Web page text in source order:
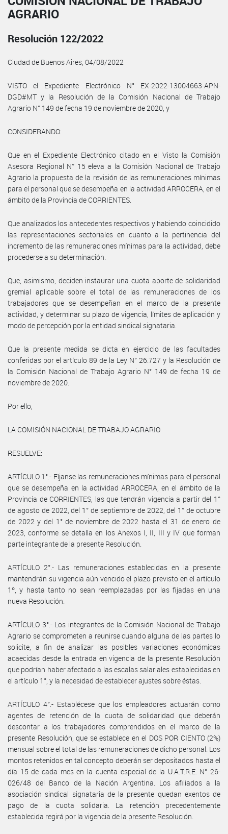
AGRARIO
Resolución 122/2022
Ciudad de Buenos Aires, 04/08/2022
VISTO el Expediente Electrónico N° EX-2022-13004663-APN-
DGD#MT y la Resolución de la Comisión Nacional de Trabajo
Agrario N° 149 de fecha 19 de noviembre de 2020, y
CONSIDERANDO:
Que en el Expediente Electrónico citado en el Visto la Comisión
Asesora Regional N° 15 eleva a la Comisión Nacional de Trabajo
Agrario la propuesta de la revisión de las remuneraciones mínimas
para el personal que se desempeña en la actividad ARROCERA, en el
ámbito de la Provincia de CORRIENTES.
Que analizados los antecedentes respectivos y habiendo coincidido
las representaciones sectoriales en cuanto a la pertinencia del
incremento de las remuneraciones mínimas para la actividad, debe
procederse a su determinación.
Que, asimismo, deciden instaurar una cuota aporte de solidaridad
gremial aplicable sobre el total de las remuneraciones de los
trabajadores que se desempeñan en el marco de la presente
actividad, y determinar su plazo de vigencia, límites de aplicación y
modo de percepción por la entidad sindical signataria.
Que la presente medida se dicta en ejercicio de las facultades
conferidas por el artículo 89 de la Ley N° 26.727 y la Resolución de
la Comisión Nacional de Trabajo Agrario N° 149 de fecha 19 de
noviembre de 2020.
Por ello,
LA COMISIÓN NACIONAL DE TRABAJO AGRARIO
RESUELVE:
ARTÍCULO 1°.- Fíjanse las remuneraciones mínimas para el personal
que se desempeña en la actividad ARROCERA, en el ámbito de la
Provincia de CORRIENTES, las que tendrán vigencia a partir del 1°
de agosto de 2022, del 1° de septiembre de 2022, del 1° de octubre
de 2022 y del 1° de noviembre de 2022 hasta el 31 de enero de
2023, conforme se detalla en los Anexos I, II, III y IV que forman
parte integrante de la presente Resolución.
ARTÍCULO 2°.- Las remuneraciones establecidas en la presente
mantendrán su vigencia aún vencido el plazo previsto en el artículo
1º, y hasta tanto no sean reemplazadas por las fijadas en una
nueva Resolución.
ARTÍCULO 3°.- Los integrantes de la Comisión Nacional de Trabajo
Agrario se comprometen a reunirse cuando alguna de las partes lo
solicite, a fin de analizar las posibles variaciones económicas
acaecidas desde la entrada en vigencia de la presente Resolución
que podrían haber afectado a las escalas salariales establecidas en
el artículo 1°, y la necesidad de establecer ajustes sobre éstas.
ARTÍCULO 4°.- Establécese que los empleadores actuarán como
agentes de retención de la cuota de solidaridad que deberán
descontar a los trabajadores comprendidos en el marco de la
presente Resolución, que se establece en el DOS POR CIENTO (2%)
mensual sobre el total de las remuneraciones de dicho personal. Los
montos retenidos en tal concepto deberán ser depositados hasta el
día 15 de cada mes en la cuenta especial de la U.A.T.R.E. N° 26-
026/48 del Banco de la Nación Argentina. Los afiliados a la
asociación sindical signataria de la presente quedan exentos de
pago de la cuota solidaria. La retención precedentemente
establecida regirá por la vigencia de la presente Resolución.